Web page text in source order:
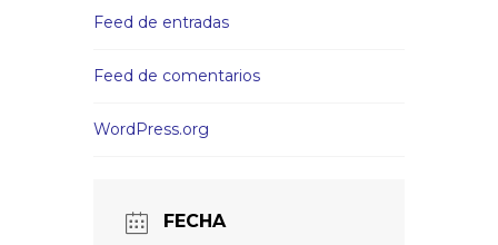
Feed de entradas
Feed de comentarios
WordPress.org
FECHA